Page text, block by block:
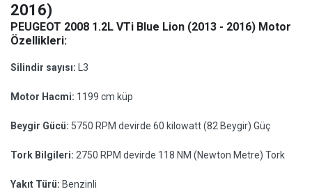
2016)
PEUGEOT 2008 1.2L VTi Blue Lion (2013 - 2016) Motor
Özellikleri:
Silindir sayısı: L3
Motor Hacmi: 1199 cm küp
Beygir Gücü: 5750 RPM devirde 60 kilowatt (82 Beygir) Güç
Tork Bilgileri: 2750 RPM devirde 118 NM (Newton Metre) Tork
Yakıt Türü: Benzinli